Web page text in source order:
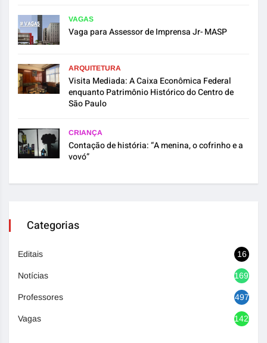
VAGAS
Vaga para Assessor de Imprensa Jr- MASP
ARQUITETURA
Visita Mediada: A Caixa Econômica Federal
enquanto Patrimônio Histórico do Centro de
São Paulo
CRIANÇA
Contação de história: “A menina, o cofrinho e a
vovó”
Categorias
Editais 16
Notícias 1692
Professores 497
Vagas 1420